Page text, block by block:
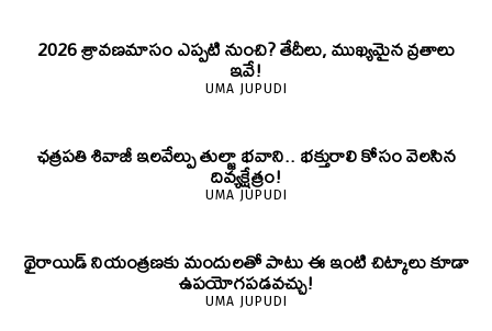
2026 శ్రావణమాసం ఎప్పటి నుంచి? తేదీలు, ముఖ్యమైన వ్రతాలు
ఇవే!
UMA JUPUDI
ఛత్రపతి శివాజీ ఇలవేల్పు తుల్జా భవాని.. భక్తురాలి కోసం వెలసిన
దివ్యక్షేత్రం!
UMA JUPUDI
థైరాయిడ్ నియంత్రణకు మందులతో పాటు ఈ ఇంటి చిట్కాలు కూడా
ఉపయోగపడవచ్చు!
UMA JUPUDI